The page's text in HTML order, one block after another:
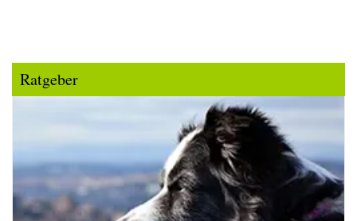
Ratgeber